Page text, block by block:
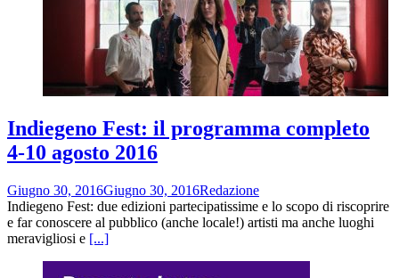
Indiegeno Fest: il programma completo
4-10 agosto 2016
Giugno 30, 2016Giugno 30, 2016Redazione
Indiegeno Fest: due edizioni partecipatissime e lo scopo di riscoprire
e far conoscere al pubblico (anche locale!) artisti ma anche luoghi
meravigliosi e [...]